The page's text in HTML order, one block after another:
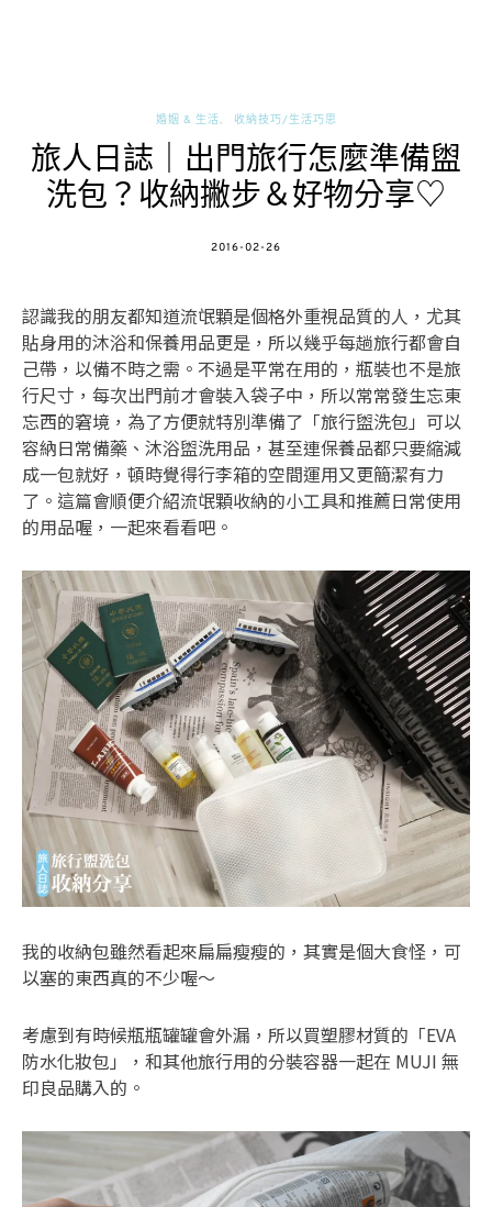
婚姻 & 生活 收納技巧/生活巧思
旅人日誌｜出門旅行怎麼準備盥
洗包？收納撇步＆好物分享♡
POSTED
2016-02-26
認識我的朋友都知道流氓顆是個格外重視品質的人，尤其
貼身用的沐浴和保養用品更是，所以幾乎每趟旅行都會自
己帶，以備不時之需。不過是平常在用的，瓶裝也不是旅
行尺寸，每次出門前才會裝入袋子中，所以常常發生忘東
忘西的窘境，為了方便就特別準備了「旅行盥洗包」可以
容納日常備藥、沐浴盥洗用品，甚至連保養品都只要縮減
成一包就好，頓時覺得行李箱的空間運用又更簡潔有力
了。這篇會順便介紹流氓顆收納的小工具和推薦日常使用
的用品喔，一起來看看吧。
我的收納包雖然看起來扁扁瘦瘦的，其實是個大食怪，可
以塞的東西真的不少喔～
考慮到有時候瓶瓶罐罐會外漏，所以買塑膠材質的「EVA
防水化妝包」，和其他旅行用的分裝容器一起在 MUJI 無
印良品購入的。